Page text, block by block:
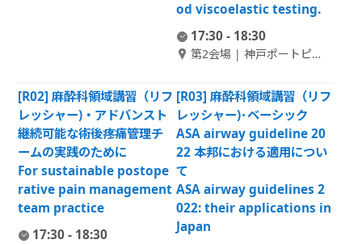
od viscoelastic testing.
17:30 - 18:30
第2会場 | 神戸ポートピア
[R02] 麻酔科領域講習（リフ
レッシャー)・アドバンスト
継続可能な術後疼痛管理チ
ームの実践のために
For sustainable postope
rative pain management
team practice
17:30 - 18:30
[R03] 麻酔科領域講習（リフ
レッシャー)･ベーシック
ASA airway guideline 20
22 本邦における適用につい
て
ASA airway guidelines 2
022: their applications in
Japan